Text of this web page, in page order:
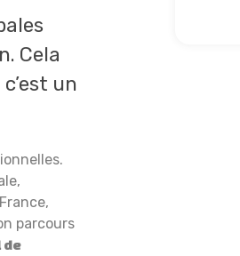
Cela
un
parcours
de